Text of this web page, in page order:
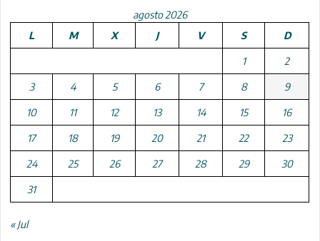
agosto 2026
L
M X J V S D
1 2
3 4 5 6 7 8 9
10 11 12 13 14 15 16
17 18 19 20 21 22 23
24 25 26 27 28 29 30
31
« Jul